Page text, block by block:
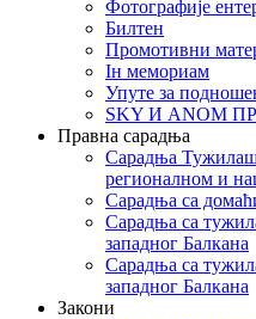
Фотографије
Билтен
Промотивни
Iн мемориам
Упуте за
SKY И ANOM
Правна сарадња
Сарадња
регионалном и
Сарадња са
Сарадња са
западног Балкана
Сарадња са
западног Балкана
Закони